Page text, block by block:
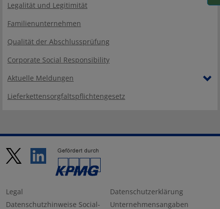
Legalität und Legitimität
Familienunternehmen
Qualität der Abschlussprüfung
Corporate Social Responsibility
Aktuelle Meldungen
Lieferkettensorgfaltspflichtengesetz
Legal
Datenschutzerklärung
Datenschutzhinweise Social-
Unternehmensangaben